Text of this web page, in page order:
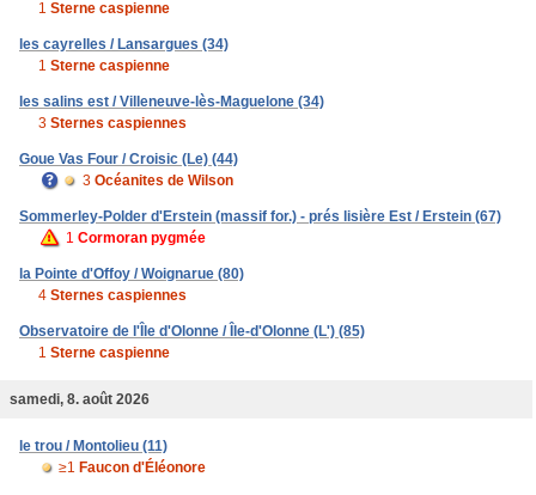
1 Sterne caspienne
les cayrelles / Lansargues (34)
1 Sterne caspienne
les salins est / Villeneuve-lès-Maguelone (34)
3 Sternes caspiennes
Goue Vas Four / Croisic (Le) (44)
3 Océanites de Wilson
Sommerley-Polder d'Erstein (massif for.) - prés lisière Est / Erstein (67)
1 Cormoran pygmée
la Pointe d'Offoy / Woignarue (80)
4 Sternes caspiennes
Observatoire de l'Île d'Olonne / Île-d'Olonne (L') (85)
1 Sterne caspienne
samedi, 8. août 2026
le trou / Montolieu (11)
≥1 Faucon d'Éléonore